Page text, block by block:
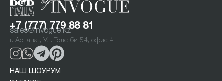
+7 (777) 779 88 81
sales@invogue.kz
г. Астана , Ул. Толе би 54, офис 4
НАШ ШОУРУМ